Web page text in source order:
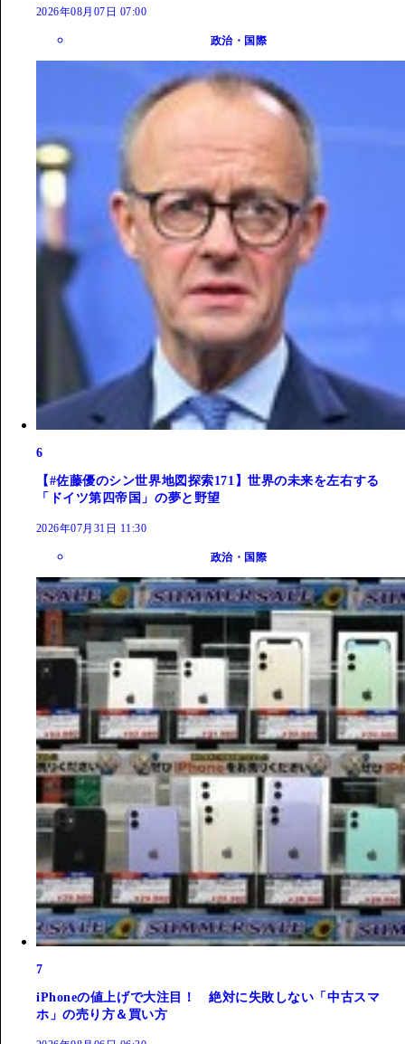
2026年08月07日 07:00
政治・国際
6
【#佐藤優のシン世界地図探索171】世界の未来を左右する
「ドイツ第四帝国」の夢と野望
2026年07月31日 11:30
政治・国際
7
iPhoneの値上げで大注目！ 絶対に失敗しない「中古スマ
ホ」の売り方＆買い方